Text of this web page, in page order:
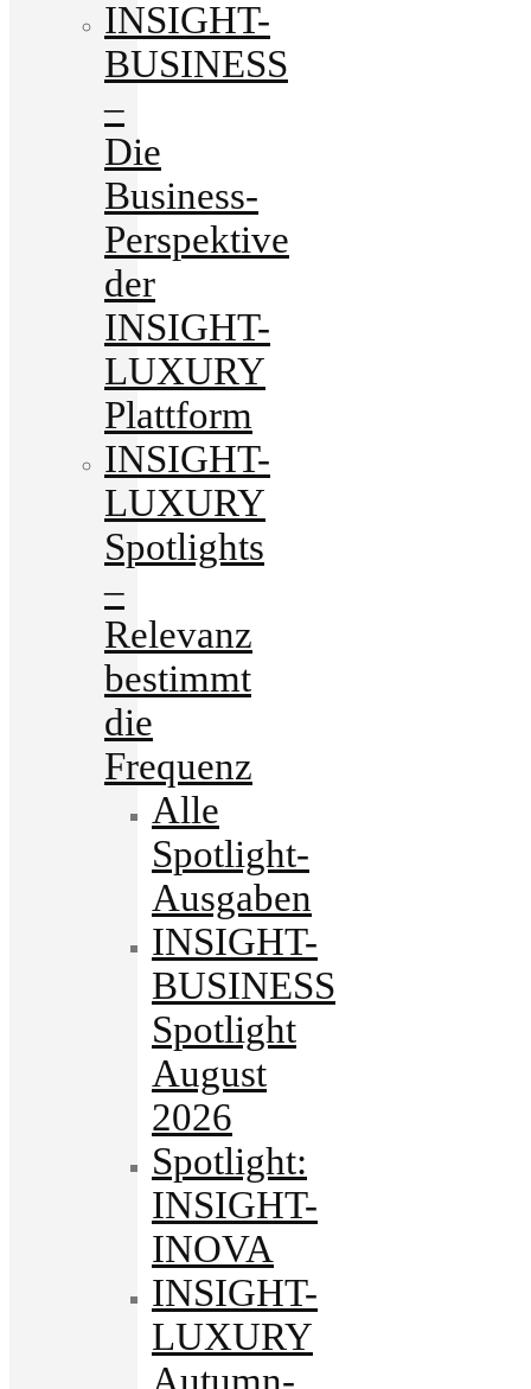
INSIGHT-
BUSINESS
–
Die
Business-
Perspektive
der
INSIGHT-
LUXURY
Plattform
INSIGHT-
LUXURY
Spotlights
–
Relevanz
bestimmt
die
Frequenz
Alle
Spotlight-
Ausgaben
INSIGHT-
BUSINESS
Spotlight
August
2026
Spotlight:
INSIGHT-
INOVA
INSIGHT-
LUXURY
Autumn-.